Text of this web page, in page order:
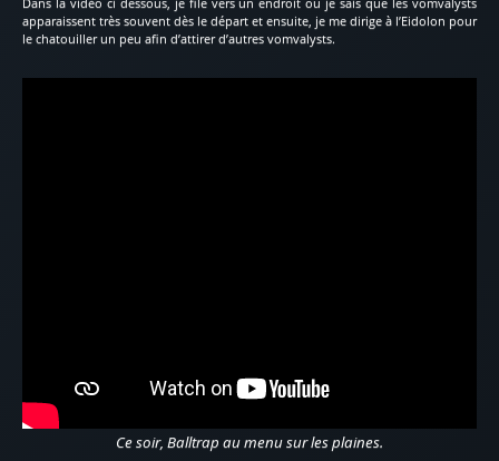
apparaissent très souvent dès le départ et ensuite, je me dirige à l’Eidolon pour
le chatouiller un peu afin d’attirer d’autres vomvalysts.
Ce soir, Balltrap au menu sur les plaines.